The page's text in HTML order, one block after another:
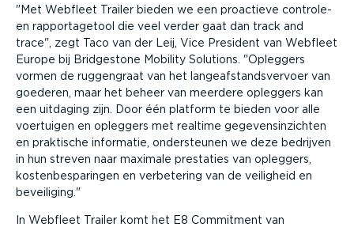
Met Webfleet Trailer bieden we een proactieve controle-
en rapportagetool die veel verder gaat dan track and
trace
, zegt Taco van der Leij, Vice President van Webfleet
Europe bij Bridgestone Mobility Solutions.
Opleggers
vormen de ruggengraat van het langeafstandsvervoer van
goederen, maar het beheer van meerdere opleggers kan
een uitdaging zijn. Door één platform te bieden voor alle
voertuigen en opleggers met realtime gegevensinzichten
en praktische informatie, ondersteunen we deze bedrijven
in hun streven naar maximale prestaties van opleggers,
kostenbesparingen en verbetering van de veiligheid en
beveiliging.
In Webfleet Trailer komt het E8 Commitment van